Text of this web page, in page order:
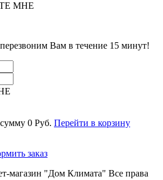
МНЕ
Вам в течение 15 минут!
0 Руб. Перейти в корзину
заказ
магазин "Дом Климата" Все права